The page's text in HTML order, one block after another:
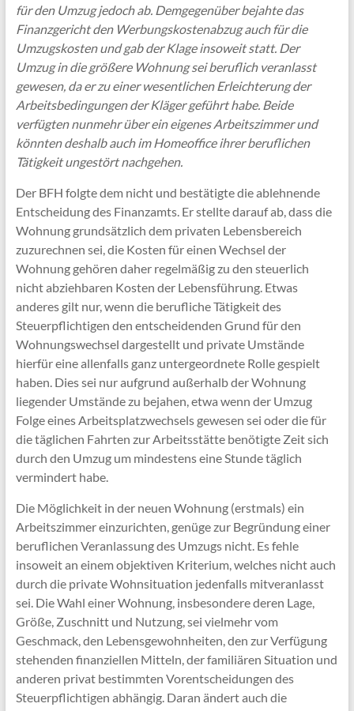
für den Umzug jedoch ab. Demgegenüber bejahte das
Finanzgericht den Werbungskostenabzug auch für die
Umzugskosten und gab der Klage insoweit statt. Der
Umzug in die größere Wohnung sei beruflich veranlasst
gewesen, da er zu einer wesentlichen Erleichterung der
Arbeitsbedingungen der Kläger geführt habe. Beide
verfügten nunmehr über ein eigenes Arbeitszimmer und
könnten deshalb auch im Homeoffice ihrer beruflichen
Tätigkeit ungestört nachgehen.
Der BFH folgte dem nicht und bestätigte die ablehnende
Entscheidung des Finanzamts. Er stellte darauf ab, dass die
Wohnung grundsätzlich dem privaten Lebensbereich
zuzurechnen sei, die Kosten für einen Wechsel der
Wohnung gehören daher regelmäßig zu den steuerlich
nicht abziehbaren Kosten der Lebensführung. Etwas
anderes gilt nur, wenn die berufliche Tätigkeit des
Steuerpflichtigen den entscheidenden Grund für den
Wohnungswechsel dargestellt und private Umstände
hierfür eine allenfalls ganz untergeordnete Rolle gespielt
haben. Dies sei nur aufgrund außerhalb der Wohnung
liegender Umstände zu bejahen, etwa wenn der Umzug
Folge eines Arbeitsplatzwechsels gewesen sei oder die für
die täglichen Fahrten zur Arbeitsstätte benötigte Zeit sich
durch den Umzug um mindestens eine Stunde täglich
vermindert habe.
Die Möglichkeit in der neuen Wohnung (erstmals) ein
Arbeitszimmer einzurichten, genüge zur Begründung einer
beruflichen Veranlassung des Umzugs nicht. Es fehle
insoweit an einem objektiven Kriterium, welches nicht auch
durch die private Wohnsituation jedenfalls mitveranlasst
sei. Die Wahl einer Wohnung, insbesondere deren Lage,
Größe, Zuschnitt und Nutzung, sei vielmehr vom
Geschmack, den Lebensgewohnheiten, den zur Verfügung
stehenden finanziellen Mitteln, der familiären Situation und
anderen privat bestimmten Vorentscheidungen des
Steuerpflichtigen abhängig. Daran ändert auch die